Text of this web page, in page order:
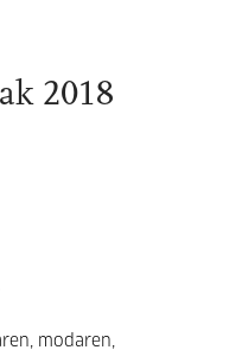
2018
modaren,